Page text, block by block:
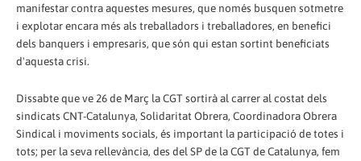
manifestar contra aquestes mesures, que només busquen sotmetre
i explotar encara més als treballadors i treballadores, en benefici
dels banquers i empresaris, que són qui estan sortint beneficiats
d'aquesta crisi.
Dissabte que ve 26 de Març la CGT sortirà al carrer al costat dels
sindicats CNT-Catalunya, Solidaritat Obrera, Coordinadora Obrera
Sindical i moviments socials, és important la participació de totes i
tots; per la seva rellevància, des del SP de la CGT de Catalunya, fem